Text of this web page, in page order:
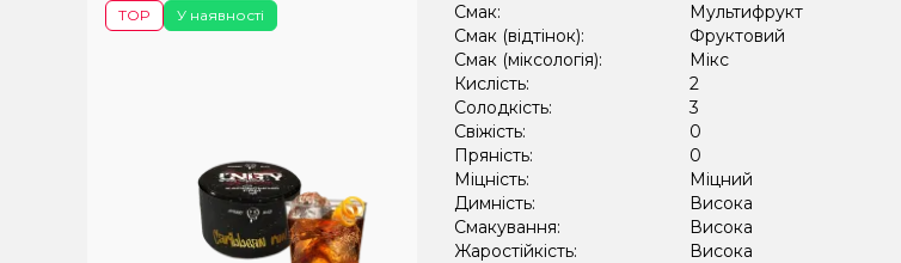
У наявності
TOP
Смак:
Мультифрукт
Смак (відтінок):
Фруктовий
Смак (міксологія):
Мікс
Кислість:
2
Солодкість:
3
Свіжість:
0
Пряність:
0
Міцність:
Міцний
Димність:
Висока
Смакування:
Висока
Жаростійкість:
Висока